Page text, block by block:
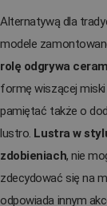
Alternatywą dla
modele
rolę odgrywa
formę wiszącej
pamiętać także o
lustro. Lustra w
zdobieniach, nie
zdecydować się na
odpowiada innym